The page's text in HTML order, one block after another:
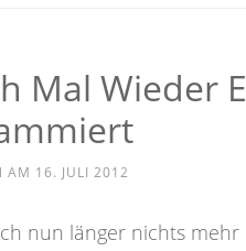
Mal Wieder
AM 16. JULI 2012
nun länger nichts